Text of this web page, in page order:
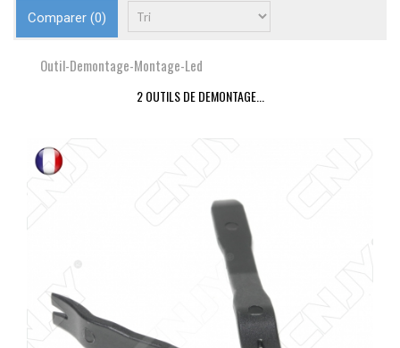
Comparer (0)
Outil-Demontage-Montage-Led
2 OUTILS DE DEMONTAGE...